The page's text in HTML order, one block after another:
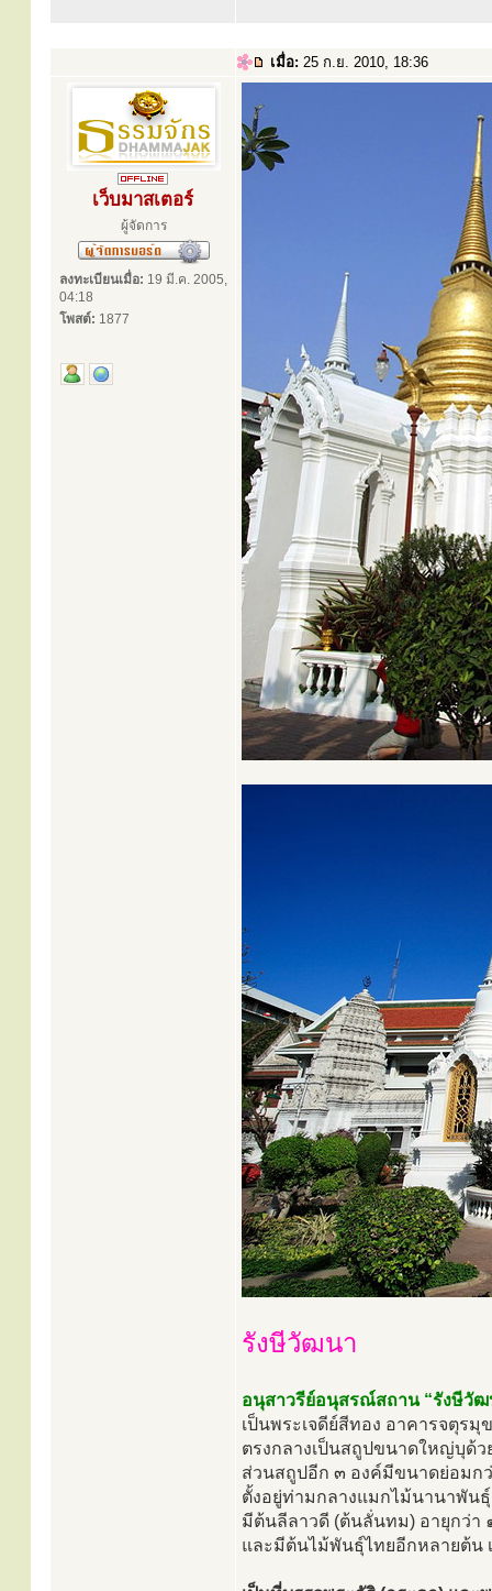
เมื่อ: 25 ก.ย. 2010, 18:36
เว็บมาสเตอร์
ผู้จัดการ
ลงทะเบียนเมื่อ: 19 มี.ค. 2005,
04:18
โพสต์: 1877
รังษีวัฒนา
อนุสาวรีย์อนุสรณ์สถาน “รังษีวัฒ
เป็นพระเจดีย์สีทอง อาคารจตุร
ตรงกลางเป็นสถูปขนาดใหญ่บุด้ว
ส่วนสถูปอีก ๓ องค์มีขนาดย่อมก
ตั้งอยู่ท่ามกลางแมกไม้นานาพัน
มีต้นลีลาวดี (ต้นลั่นทม) อายุกว่า
และมีต้นไม้พันธุ์ไทยอีกหลายต้น